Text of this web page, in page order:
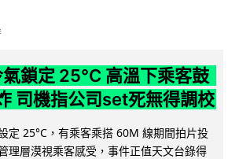
鎖定 25°C 高溫下乘客鼓
司機指公司set死無得調校
定 25°C，有乘客乘搭 60M 線期間拍片投
理層漠視乘客感受，事件正值天文台錄得